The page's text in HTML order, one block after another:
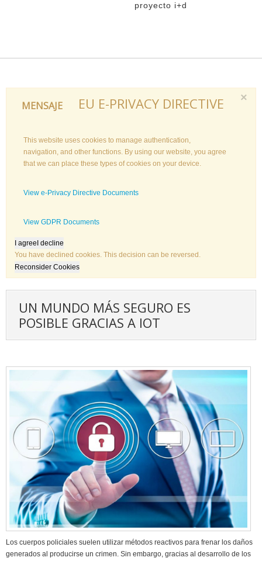
proyecto i+d
×
MENSAJE EU E-PRIVACY DIRECTIVE
This website uses cookies to manage authentication,
navigation, and other functions. By using our website, you agree
that we can place these types of cookies on your device.
View e-Privacy Directive Documents
View GDPR Documents
I agreeI decline
You have declined cookies. This decision can be reversed.
Reconsider Cookies
UN MUNDO MÁS SEGURO ES
POSIBLE GRACIAS A IOT
Los cuerpos policiales suelen utilizar métodos reactivos para frenar los daños
generados al producirse un crimen. Sin embargo, gracias al desarrollo de los